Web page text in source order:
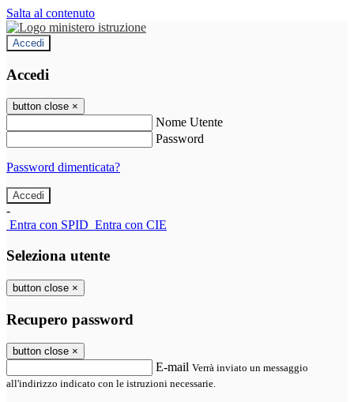
Salta al contenuto
Accedi
Accedi
button close ×
Nome Utente
Password
Password dimenticata?
-
Entra con SPID Entra con CIE
Seleziona utente
button close ×
Recupero password
button close ×
E-mail Verrà inviato un messaggio
all'indirizzo indicato con le istruzioni necessarie.